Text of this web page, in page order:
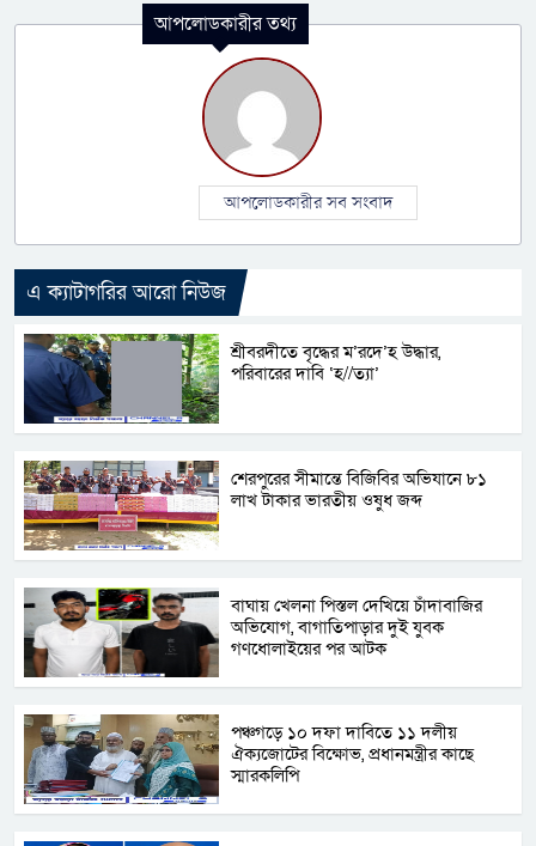
আপলোডকারীর তথ্য
আপলোডকারীর সব সংবাদ
এ ক্যাটাগরির আরো নিউজ
শ্রীবরদীতে বৃদ্ধের ম’রদে’হ উদ্ধার,
পরিবারের দাবি ‘হ//ত্যা’
শেরপুরের সীমান্তে বিজিবির অভিযানে ৮১
লাখ টাকার ভারতীয় ওষুধ জব্দ
বাঘায় খেলনা পিস্তল দেখিয়ে চাঁদাবাজির
অভিযোগ, বাগাতিপাড়ার দুই যুবক
গণধোলাইয়ের পর আটক
পঞ্চগড়ে ১০ দফা দাবিতে ১১ দলীয়
ঐক্যজোটের বিক্ষোভ, প্রধানমন্ত্রীর কাছে
স্মারকলিপি